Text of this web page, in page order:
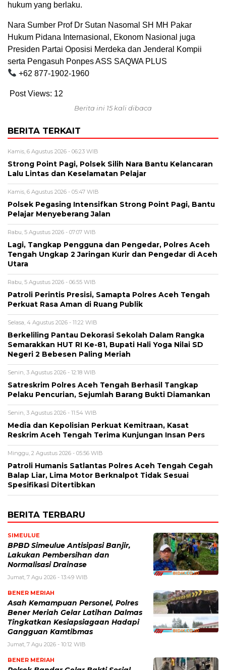
hukum yang berlaku.
Nara Sumber Prof Dr Sutan Nasomal SH MH Pakar
Hukum Pidana Internasional, Ekonom Nasional juga
Presiden Partai Oposisi Merdeka dan Jenderal Kompii
serta Pengasuh Ponpes ASS SAQWA PLUS
+62 877-1902-1960
Post Views: 12
Berita ini 15 kali dibaca
BERITA TERKAIT
Kamis, 6 Agustus 2026 - 06:23 WIB
Strong Point Pagi, Polsek Silih Nara Bantu Kelancaran
Lalu Lintas dan Keselamatan Pelajar
Kamis, 6 Agustus 2026 - 05:47 WIB
Polsek Pegasing Intensifkan Strong Point Pagi, Bantu
Pelajar Menyeberang Jalan
Rabu, 5 Agustus 2026 - 07:07 WIB
Lagi, Tangkap Pengguna dan Pengedar, Polres Aceh
Tengah Ungkap 2 Jaringan Kurir dan Pengedar di Aceh
Utara
Rabu, 5 Agustus 2026 - 06:55 WIB
Patroli Perintis Presisi, Samapta Polres Aceh Tengah
Perkuat Rasa Aman di Ruang Publik
Selasa, 4 Agustus 2026 - 11:22 WIB
Berkeliling Pantau Dekorasi Sekolah Dalam Rangka
Semarakkan HUT RI Ke-81, Bupati Hali Yoga Nilai SD
Negeri 2 Bebesen Paling Meriah
Senin, 3 Agustus 2026 - 12:18 WIB
Satreskrim Polres Aceh Tengah Berhasil Tangkap
Pelaku Pencurian, Sejumlah Barang Bukti Diamankan
Senin, 3 Agustus 2026 - 11:54 WIB
Media dan Kepolisian Perkuat Kemitraan, Kasat
Reskrim Aceh Tengah Terima Kunjungan Insan Pers
Minggu, 2 Agustus 2026 - 05:56 WIB
Patroli Humanis Satlantas Polres Aceh Tengah Cegah
Balap Liar, Lima Motor Berknalpot Tidak Sesuai
Spesifikasi Ditertibkan
BERITA TERBARU
SIMEULUE
BPBD Simeulue Antisipasi Banjir,
Lakukan Pembersihan dan
Normalisasi Drainase
Jumat, 7 Agu 2026 - 13:49 WIB
BENER MERIAH
Asah Kemampuan Personel, Polres
Bener Meriah Gelar Latihan Dalmas
Tingkatkan Kesiapsiagaan Hadapi
Gangguan Kamtibmas
Jumat, 7 Agu 2026 - 10:12 WIB
BENER MERIAH